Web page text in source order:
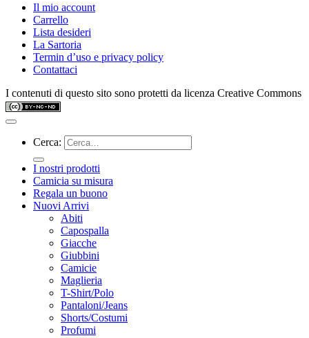
Il mio account
Carrello
Lista desideri
La Sartoria
Termin d’uso e privacy policy
Contattaci
I contenuti di questo sito sono protetti da licenza Creative Commons
Cerca:
I nostri prodotti
Camicia su misura
Regala un buono
Nuovi Arrivi
Abiti
Capospalla
Giacche
Giubbini
Camicie
Maglieria
T-Shirt/Polo
Pantaloni/Jeans
Shorts/Costumi
Profumi